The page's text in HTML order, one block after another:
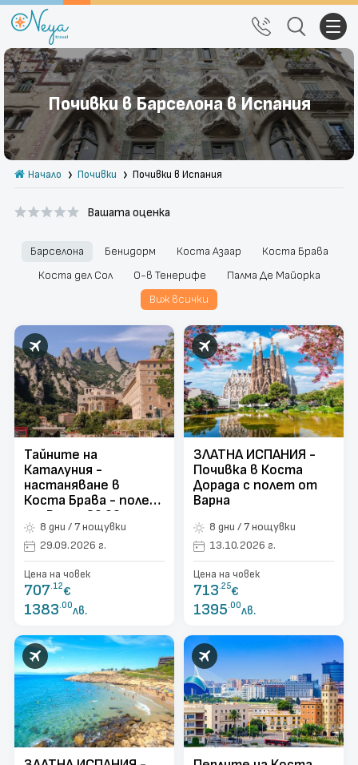
Почивки
Екскурзии
Тръгване от Варна
Екзотика
Почивки в България
Круизи
Празници
За нас
Правила за сайта
Политика за
поверителност
Блог
Контакти
Запитване
Почивки в Барселона в Испания
Начало Почивки Почивки в Испания
Вашата оценка
Барселона Бенидорм Коста Азаар
Коста Брава
Коста дел Сол
О-в Тенерифе
Палма Де Майорка
Виж всички
Тайните на
Каталуния -
настаняване в
Коста Брава - полет
от Варна 29.09 и
13.10
8 дни / 7 нощувки
29.09.2026 г.
Цена на човек
707.12€
1383 .00лв.
ЗЛАТНА ИСПАНИЯ -
Почивка в Коста
Дорада с полет от
Варна
8 дни / 7 нощувки
13.10.2026 г.
Цена на човек
713 .25€
1395 .00лв.